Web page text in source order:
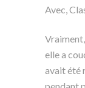
Avec,
elle a
avait été